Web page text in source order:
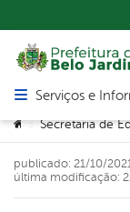
Abrir menu
Serviços e
Você está aqui:
>
publicado: 21/10/
última modificação: